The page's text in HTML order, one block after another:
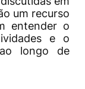
um recurso
entender o
e o
longo de